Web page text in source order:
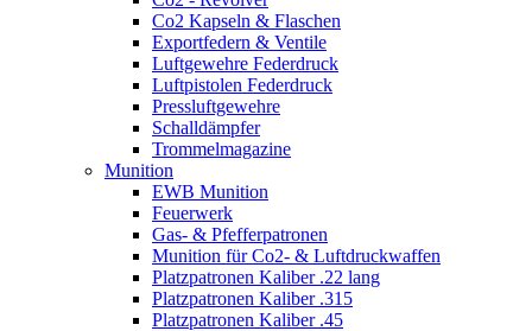
Co2 Kapseln & Flaschen
Exportfedern & Ventile
Luftgewehre Federdruck
Luftpistolen Federdruck
Pressluftgewehre
Schalldämpfer
Trommelmagazine
Munition
EWB Munition
Feuerwerk
Gas- & Pfefferpatronen
Munition für Co2- & Luftdruckwaffen
Platzpatronen Kaliber .22 lang
Platzpatronen Kaliber .315
Platzpatronen Kaliber .45